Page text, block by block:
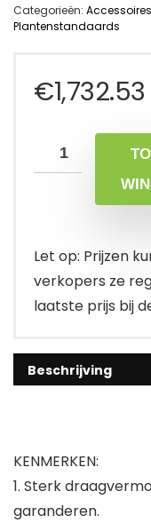
Categorieën:
Plantenstandaards
€1,732.53
Let op: Prijzen
verkopers ze
laatste prijs bij
Beschrijving
KENMERKEN:
1. Sterk
garanderen.